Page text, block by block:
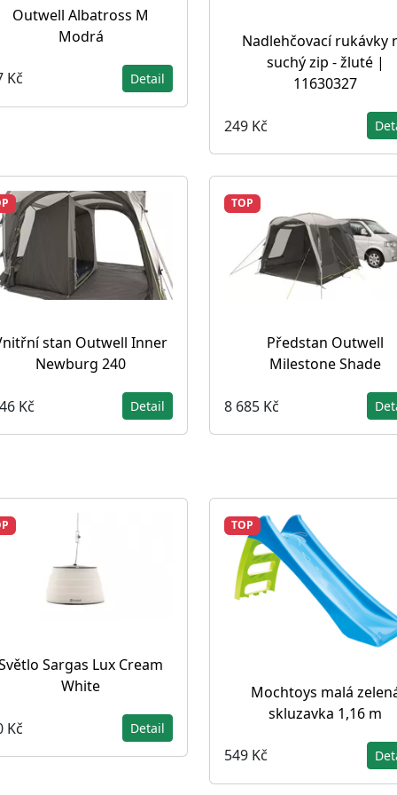
Outwell Albatross M
Modrá
Kč Detail
Nadlehčovací rukávky
suchý zip - žluté |
11630327
249 Kč
stan Outwell Inner
Newburg 240
Kč Detail
TOP
Předstan Outwell
Milestone Shade
8 685 Kč
Sargas Lux Cream
White
Kč Detail
TOP
Mochtoys malá
skluzavka 1,16 m
549 Kč